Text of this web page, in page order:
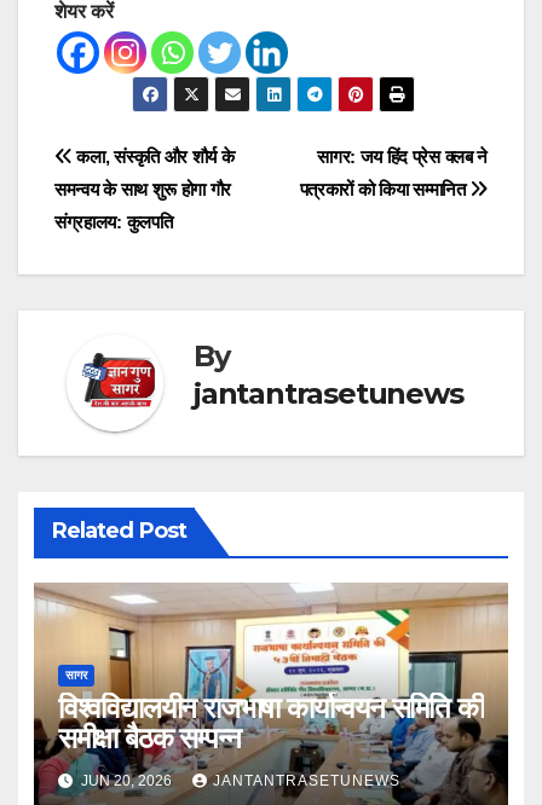
शेयर करें
Post
navigation
सागर: जय हिंद प्रेस क्लब ने
पत्रकारों को किया सम्मानित
कला, संस्कृति और शौर्य के
समन्वय के साथ शुरू होगा गौर
संग्रहालय: कुलपति
By
jantantrasetunews
Related Post
सागर
विश्वविद्यालयीन राजभाषा कार्यान्वयन समिति की
समीक्षा बैठक सम्पन्न
JUN 20, 2026 JANTANTRASETUNEWS